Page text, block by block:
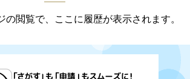
の閲覧で、ここに履歴が表示されます。